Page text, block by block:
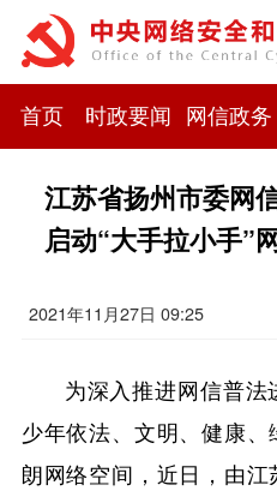
首页 时政要闻 网信政务
江苏省扬州市委网
启动“大手拉小手”
2021年11月27日 09:25
为深入推进网信普
少年依法、文明、健康
朗网络空间，近日，由